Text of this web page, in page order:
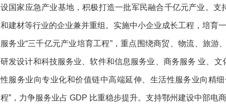
设国家应急产业基地，积极打造一批军民融合千亿元产业。
和建材等行业的企业兼并重组。实施中小企业成长工程，培育
服务业“三千亿元产业培育工程”，重点围绕商贸、物流、旅游
研发设计和科技服务业、软件和信息服务业、商务服务 业、
性服务业向专业化和价值链中高端延伸、生活性服务业向精
程”，力争服务业占 GDP 比重稳步提升。支持鄂州建设中部电